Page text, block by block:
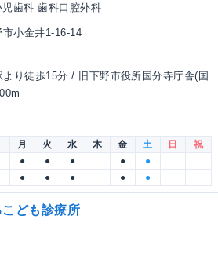
歯科 歯科口腔外科
小金井1-16-14
り徒歩15分 / 旧下野市役所国分寺庁舎(国
月 火 水 木 金 土 日
祝
● ● ● ●
●
● ● ● ● ●
ども診療所